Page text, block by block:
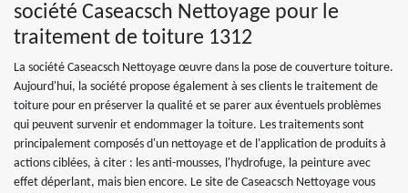
société Caseacsch Nettoyage pour le
traitement de toiture 1312
La société Caseacsch Nettoyage œuvre dans la pose de couverture toiture.
Aujourd'hui, la société propose également à ses clients le traitement de
toiture pour en préserver la qualité et se parer aux éventuels problèmes
qui peuvent survenir et endommager la toiture. Les traitements sont
principalement composés d'un nettoyage et de l'application de produits à
actions ciblées, à citer : les anti-mousses, l'hydrofuge, la peinture avec
effet déperlant, mais bien encore. Le site de Caseacsch Nettoyage vous